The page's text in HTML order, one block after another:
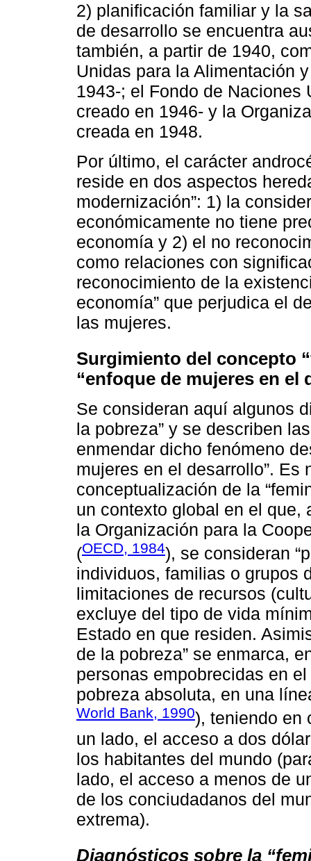
2) planificación familiar y la
de desarrollo se encuentra
también, a partir de 1940,
Unidas para la Alimentación
1943-; el Fondo de Naciones
creado en 1946- y la
creada en 1948.
Por último, el carácter
reside en dos aspectos
modernización”: 1) la
económicamente no tiene
economía y 2) el no
como relaciones con
reconocimiento de la
economía” que perjudica el
las mujeres.
Surgimiento del concepto
“enfoque de mujeres en el
Se consideran aquí algunos
la pobreza” y se describen
enmendar dicho fenómeno
mujeres en el desarrollo”. Es
conceptualización de la
un contexto global en el que,
la Organización para la
(OECD, 1984), se consideran
individuos, familias o grupos
limitaciones de recursos
excluye del tipo de vida
Estado en que residen.
de la pobreza” se enmarca,
personas empobrecidas en
pobreza absoluta, en una
World Bank, 1990), teniendo en
un lado, el acceso a dos
los habitantes del mundo
lado, el acceso a menos de
de los conciudadanos del
extrema).
Diagnósticos sobre la